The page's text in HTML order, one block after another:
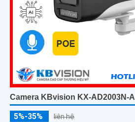
Camera KBvision KX-AD2003N-A
5%-35% liên hệ